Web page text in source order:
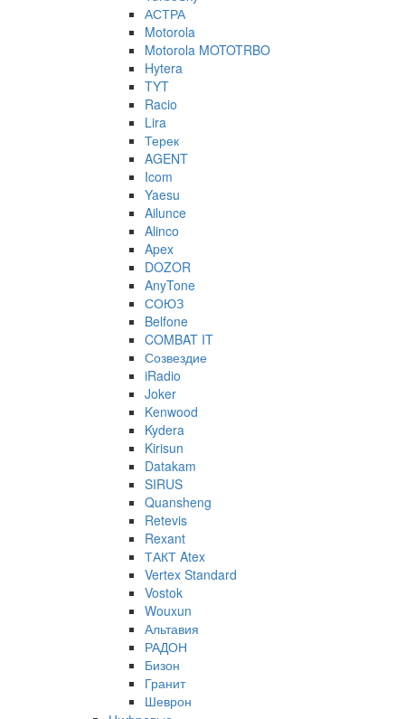
АСТРА
Motorola
Motorola MOTOTRBO
Hytera
TYT
Racio
Lira
Терек
AGENT
Icom
Yaesu
Ailunce
Alinco
Apex
DOZOR
AnyTone
СОЮЗ
Belfone
COMBAT IT
Созвездие
iRadio
Joker
Kenwood
Kydera
Kirisun
Datakam
SIRUS
Quansheng
Retevis
Rexant
ТАКТ Atex
Vertex Standard
Vostok
Wouxun
Альтавия
РАДОН
Бизон
Гранит
Шеврон